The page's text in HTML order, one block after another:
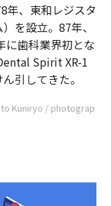
、東和レジスタ
を設立。87年、
に歯科業界初とな
Spirit XR-1
引してきた。
Kuniryo / photograp